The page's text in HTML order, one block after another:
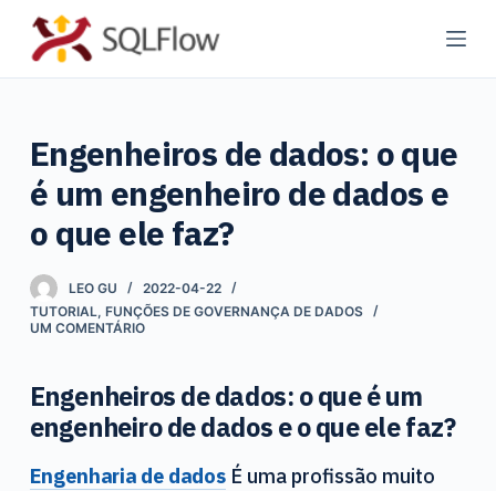
P
u
a
o
c
ú
Engenheiros de dados: o que
é um engenheiro de dados e
o que ele faz?
LEO GU
2022-04-22
TUTORIAL, FUNÇÕES DE GOVERNANÇA DE DADOS
UM COMENTÁRIO
Engenheiros de dados: o que é um
engenheiro de dados e o que ele faz?
Engenharia de dadosÉ uma profissão muito